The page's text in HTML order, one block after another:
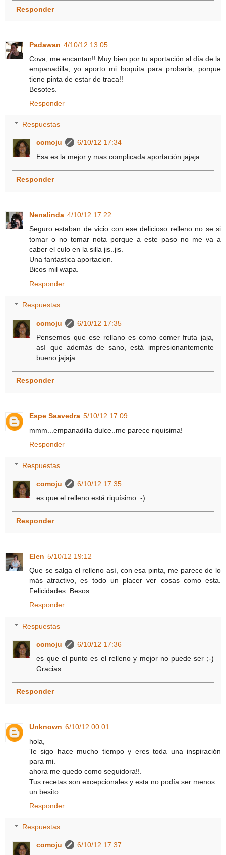
Responder
Padawan 4/10/12 13:05
Cova, me encantan!! Muy bien por tu aportación al día de la
empanadilla, yo aporto mi boquita para probarla, porque
tiene pinta de estar de traca!!
Besotes.
Responder
Respuestas
comoju
6/10/12 17:34
Esa es la mejor y mas complicada aportación jajaja
Responder
Nenalinda 4/10/12 17:22
Seguro estaban de vicio con ese delicioso relleno no se si
tomar o no tomar nota porque a este paso no me va a
caber el culo en la silla jis..jis.
Una fantastica aportacion.
Bicos mil wapa.
Responder
Respuestas
comoju
6/10/12 17:35
Pensemos que ese rellano es como comer fruta jaja,
así que además de sano, está impresionantemente
bueno jajaja
Responder
Espe Saavedra 5/10/12 17:09
mmm...empanadilla dulce..me parece riquisima!
Responder
Respuestas
comoju
6/10/12 17:35
es que el relleno está riquísimo :-)
Responder
Elen 5/10/12 19:12
Que se salga el relleno así, con esa pinta, me parece de lo
más atractivo, es todo un placer ver cosas como esta.
Felicidades. Besos
Responder
Respuestas
comoju
6/10/12 17:36
es que el punto es el relleno y mejor no puede ser ;-)
Gracias
Responder
Unknown 6/10/12 00:01
hola,
Te sigo hace mucho tiempo y eres toda una inspiración
para mi.
ahora me quedo como seguidora!!.
Tus recetas son excepcionales y esta no podía ser menos.
un besito.
Responder
Respuestas
comoju 6/10/12 17:37